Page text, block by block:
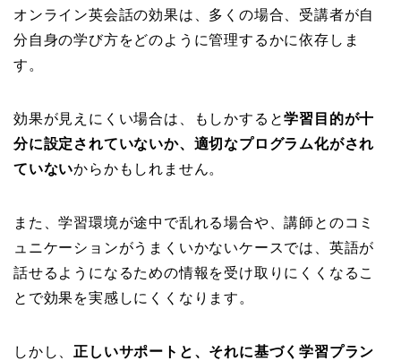
オンライン英会話の効果は、多くの場合、受講者が自
分自身の学び方をどのように管理するかに依存しま
す。
効果が見えにくい場合は、もしかすると学習目的が十
分に設定されていないか、適切なプログラム化がされ
ていないからかもしれません。
また、学習環境が途中で乱れる場合や、講師とのコミ
ュニケーションがうまくいかないケースでは、英語が
話せるようになるための情報を受け取りにくくなるこ
とで効果を実感しにくくなります。
しかし、 正しいサポートと、それに基づく学習プラン